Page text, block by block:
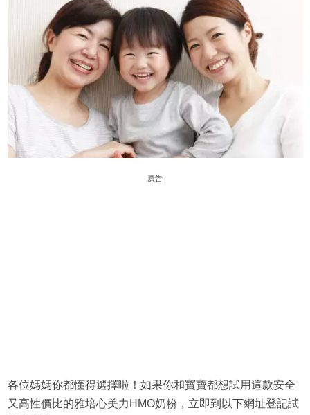
廣告
各位媽媽你都懂得選擇啦！如果你和寶寶都想試用這款安全
又高性價比的雅培心美力HMO奶粉，立即到以下網址登記試